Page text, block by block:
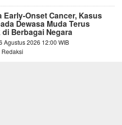
Early-Onset Cancer, Kasus
Dewasa Muda Terus
Berbagai Negara
Agustus 2026 12:00 WIB